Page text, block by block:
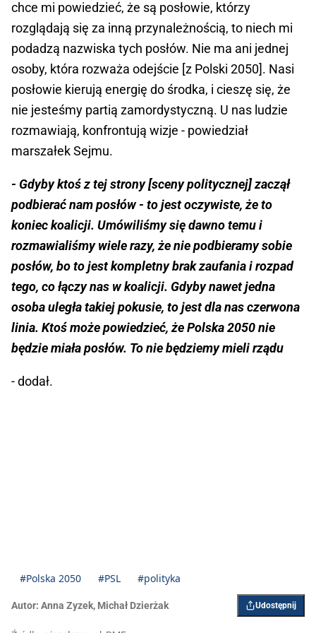
chce mi powiedzieć, że są posłowie, którzy
rozglądają się za inną przynależnością, to niech mi
podadzą nazwiska tych posłów. Nie ma ani jednej
osoby, która rozważa odejście [z Polski 2050]. Nasi
posłowie kierują energię do środka, i cieszę się, że
nie jesteśmy partią zamordystyczną. U nas ludzie
rozmawiają, konfrontują wizje - powiedział
marszałek Sejmu.
- Gdyby ktoś z tej strony [sceny politycznej] zaczął
podbierać nam posłów - to jest oczywiste, że to
koniec koalicji. Umówiliśmy się dawno temu i
rozmawialiśmy wiele razy, że nie podbieramy sobie
posłów, bo to jest kompletny brak zaufania i rozpad
tego, co łączy nas w koalicji. Gdyby nawet jedna
osoba uległa takiej pokusie, to jest dla nas czerwona
linia. Ktoś może powiedzieć, że Polska 2050 nie
będzie miała posłów. To nie będziemy mieli rządu
- dodał.
#Polska 2050 #PSL #polityka
Autor: Anna Zyzek, Michał Dzierżak Udostępnij